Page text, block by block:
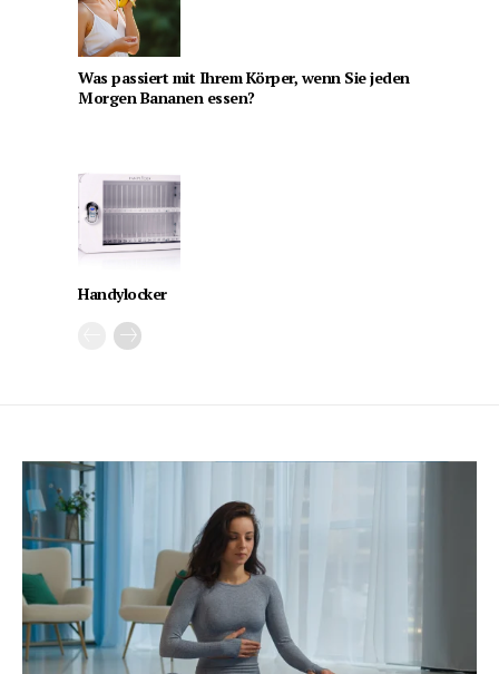
Was passiert mit Ihrem Körper, wenn Sie jeden
Morgen Bananen essen?
Handylocker